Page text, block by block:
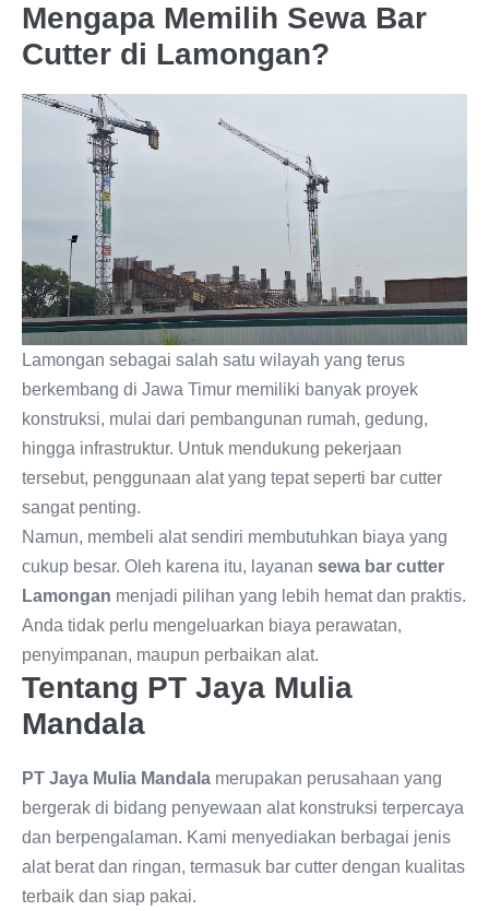
Mengapa Memilih Sewa Bar
Cutter di Lamongan?
Lamongan sebagai salah satu wilayah yang terus
berkembang di Jawa Timur memiliki banyak proyek
konstruksi, mulai dari pembangunan rumah, gedung,
hingga infrastruktur. Untuk mendukung pekerjaan
tersebut, penggunaan alat yang tepat seperti bar cutter
sangat penting.
Namun, membeli alat sendiri membutuhkan biaya yang
cukup besar. Oleh karena itu, layanan sewa bar cutter
Lamongan menjadi pilihan yang lebih hemat dan praktis.
Anda tidak perlu mengeluarkan biaya perawatan,
penyimpanan, maupun perbaikan alat.
Tentang PT Jaya Mulia
Mandala
PT Jaya Mulia Mandala merupakan perusahaan yang
bergerak di bidang penyewaan alat konstruksi terpercaya
dan berpengalaman. Kami menyediakan berbagai jenis
alat berat dan ringan, termasuk bar cutter dengan kualitas
terbaik dan siap pakai.